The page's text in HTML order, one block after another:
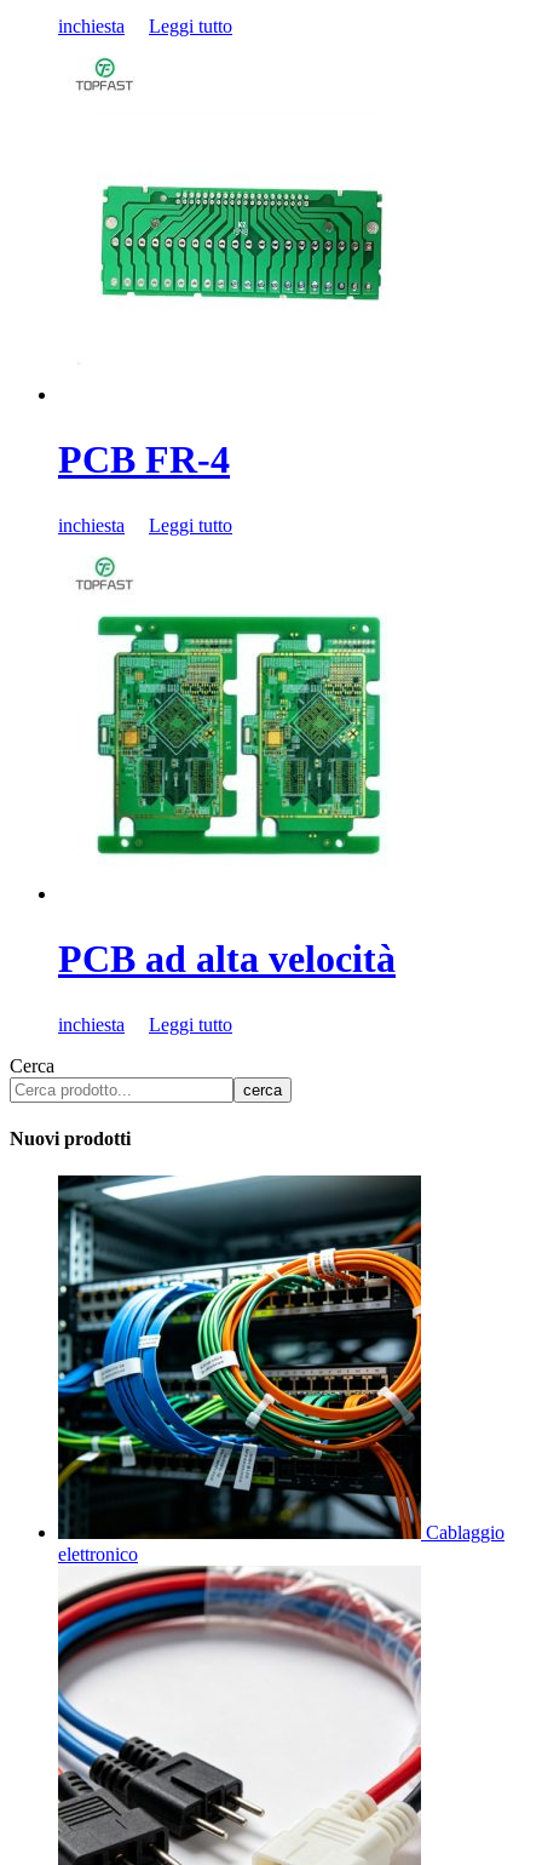
inchiesta Leggi tutto
PCB FR-4
inchiesta Leggi tutto
PCB ad alta velocità
inchiesta
Leggi tutto
Cerca
cerca
Nuovi prodotti
Cablaggio
elettronico